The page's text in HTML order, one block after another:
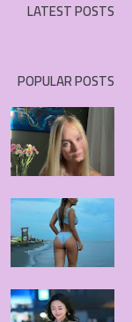
LATEST POSTS
POPULAR POSTS